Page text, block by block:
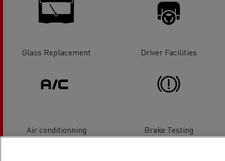
Glass Replacement Driver Facilities
Air conditionning Brake Testing